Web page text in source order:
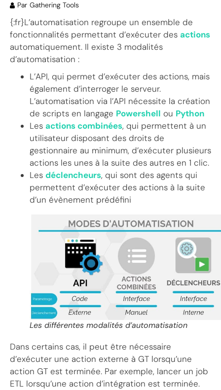
Par Gathering Tools
{:fr}L’automatisation regroupe un ensemble de
fonctionnalités permettant d’exécuter des actions
automatiquement. Il existe 3 modalités
d’automatisation :
L’API, qui permet d’exécuter des actions, mais
également d’interroger le serveur.
L’automatisation via l’API nécessite la création
de scripts en langage Powershell ou Python
Les actions combinées, qui permettent à un
utilisateur disposant des droits de
gestionnaire au minimum, d’exécuter plusieurs
actions les unes à la suite des autres en 1 clic.
Les déclencheurs, qui sont des agents qui
permettent d’exécuter des actions à la suite
d’un évènement prédéfini
Les différentes modalités d’automatisation
Dans certains cas, il peut être nécessaire
d’exécuter une action externe à GT lorsqu’une
action GT est terminée. Par exemple, lancer un job
ETL lorsqu’une action d’intégration est terminée.